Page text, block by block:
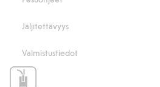
Jäljitettävyys
Valmistustiedot